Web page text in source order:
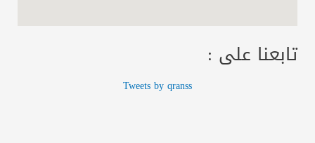
تابعنا على :
Tweets by qranss